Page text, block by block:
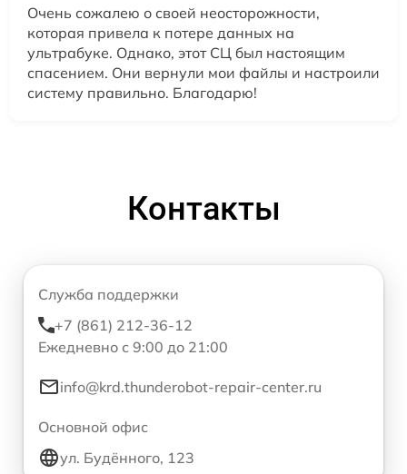
Очень сожалею о своей неосторожности,
которая привела к потере данных на
ультрабуке. Однако, этот СЦ был настоящим
спасением. Они вернули мои файлы и настроили
систему правильно. Благодарю!
Контакты
Служба поддержки
+7 (861) 212-36-12
Ежедневно с 9:00 до 21:00
info@krd.thunderobot-repair-center.ru
Основной офис
ул. Будённого, 123